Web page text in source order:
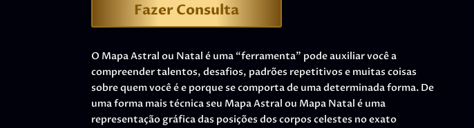
Fazer Consulta
O Mapa Astral ou Natal é uma “ferramenta” pode auxiliar você a
compreender talentos, desafios, padrões repetitivos e muitas coisas
sobre quem você é e porque se comporta de uma determinada forma. De
uma forma mais técnica seu Mapa Astral ou Mapa Natal é uma
representação gráfica das posições dos corpos celestes no exato